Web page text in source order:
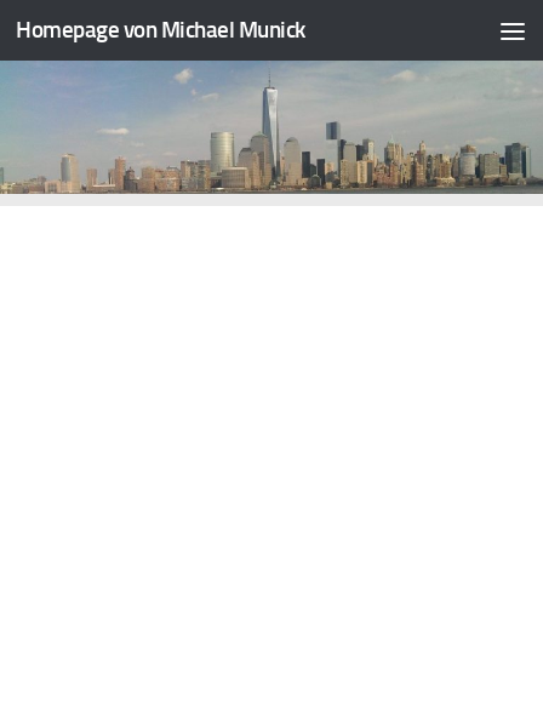
Zum Inhalt springen
Homepage von Michael Munick